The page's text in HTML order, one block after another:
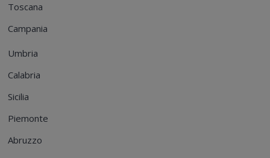
Toscana
Campania
Umbria
Calabria
Sicilia
Piemonte
Abruzzo